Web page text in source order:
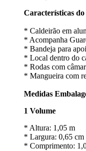
Características
* Caldeirão em
* Acompanha
* Bandeja para
* Local dentro do
* Rodas com
* Mangueira com
Medidas
1 Volume
* Altura: 1,05 m
* Largura: 0,65 cm
* Comprimento: